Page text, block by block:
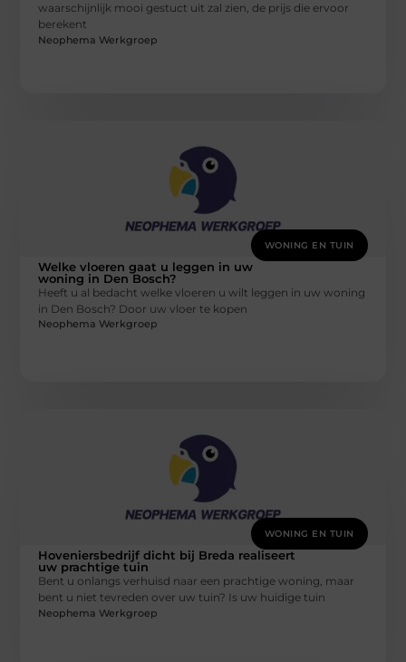
waarschijnlijk mooi gestuct uit zal zien, de prijs die ervoor
berekent
Neophema Werkgroep
WONING EN TUIN
Welke vloeren gaat u leggen in uw
woning in Den Bosch?
Heeft u al bedacht welke vloeren u wilt leggen in uw woning
in Den Bosch? Door uw vloer te kopen
Neophema Werkgroep
WONING EN TUIN
Hoveniersbedrijf dicht bij Breda realiseert
uw prachtige tuin
Bent u onlangs verhuisd naar een prachtige woning, maar
bent u niet tevreden over uw tuin? Is uw huidige tuin
Neophema Werkgroep